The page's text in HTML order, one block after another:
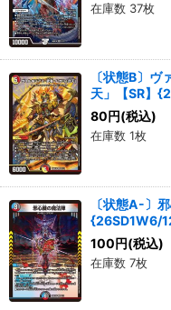
在庫数 37枚
〔状態B〕
天」【SR】
80 円(税込)
在庫数 1枚
〔状態A-〕
{26SD1W6/
100 円(税込)
在庫数 7枚